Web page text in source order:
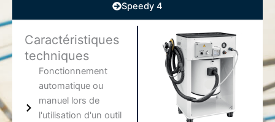
Speedy 4
Caractéristiques
techniques
Fonctionnement
automatique ou
manuel lors de
l'utilisation d'un outil